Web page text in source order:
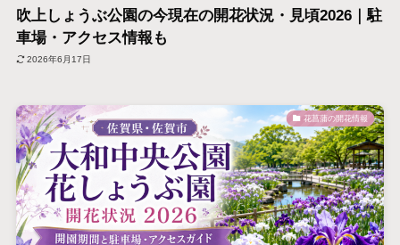
吹上しょうぶ公園の今現在の開花状況・見頃2026｜駐
車場・アクセス情報も
2026年6月17日
花菖蒲の開花情報